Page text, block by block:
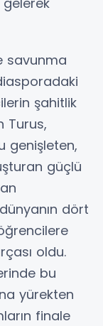
savunma
şahitlik
Turus,
genişleten,
güçlü
dört
oldu.
bu
yürekten
finale